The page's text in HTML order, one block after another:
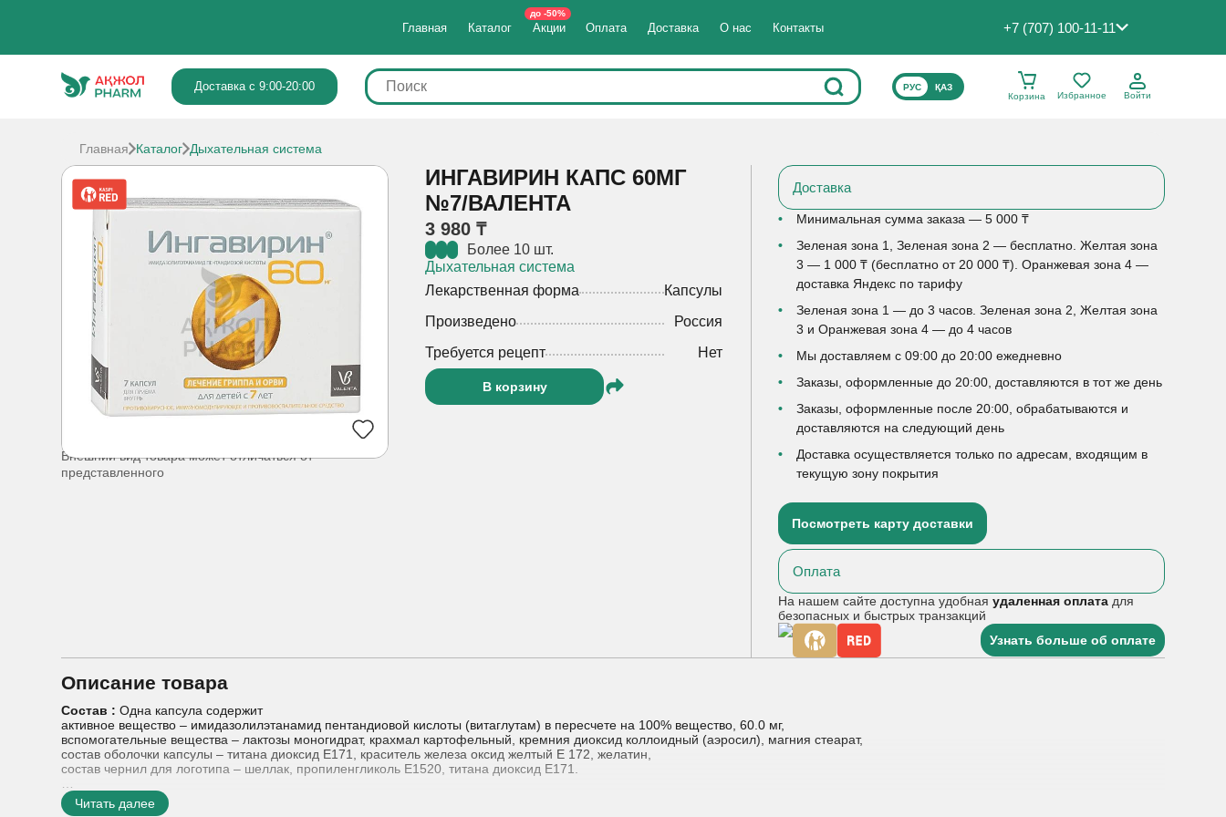
Главная Каталог Акции
до -50%
Оплата Доставка О нас Контакты +7 (707) 100-11-11
Доставка с 9:00-20:00 ВЫБЕРИТЕ ЯЗЫК САЙТА
РУС
ҚАЗ
Корзина
Избранное Войти
Главная Каталог Дыхательная система
Внешний вид товара может отличаться от
представленного
ИНГАВИРИН КАПС 60МГ
№7/ВАЛЕНТА
3 980 ₸
Более 10 шт.
Дыхательная система
Лекарственная форма
Капсулы
Произведено
Россия
Требуется рецепт
Нет
В корзину
Доставка
Минимальная сумма заказа — 5 000 ₸
Зеленая зона 1, Зеленая зона 2 — бесплатно. Желтая зона
3 — 1 000 ₸ (бесплатно от 20 000 ₸). Оранжевая зона 4 —
доставка Яндекс по тарифу
Зеленая зона 1 — до 3 часов. Зеленая зона 2, Желтая зона
3 и Оранжевая зона 4 — до 4 часов
Мы доставляем с 09:00 до 20:00 ежедневно
Заказы, оформленные до 20:00, доставляются в тот же день
Заказы, оформленные после 20:00, обрабатываются и
доставляются на следующий день
Доставка осуществляется только по адресам, входящим в
текущую зону покрытия
Посмотреть карту доставки
Оплата
На нашем сайте доступна удобнаяудаленная оплата для
безопасных и быстрых транзакций
Узнать больше об оплате
Описание товара
Состав :Одна капсула содержит
активное вещество – имидазолилэтанамид пентандиовой кислоты (витаглутам) в пересчете на 100% вещество, 60.0 мг,
вспомогательные вещества – лактозы моногидрат, крахмал картофельный, кремния диоксид коллоидный (аэросил), магния стеарат,
состав оболочки капсулы – титана диоксид Е171, краситель железа оксид желтый Е 172, желатин,
состав чернил для логотипа – шеллак, пропиленгликоль Е1520, титана диоксид Е171.
Показания к применению :
инфекция, риновирусная инфекция) у детей от 7 до 17 лет.
Читать далее